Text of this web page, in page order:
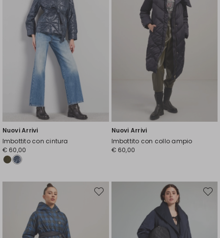
Nuovi Arrivi
Imbottito con cintura
€ 60,00
Nuovi Arrivi
Imbottito con collo ampio
€ 60,00
Sposta